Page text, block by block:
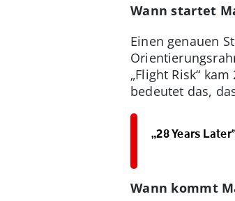
Wann startet
Einen genauen
„Flight Risk“
bedeutet das,
„28 Years
Wann kommt